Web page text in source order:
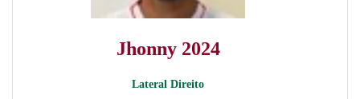
Jhonny 2024
Lateral Direito